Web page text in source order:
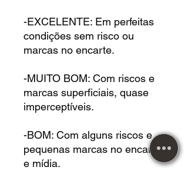
-EXCELENTE: Em perfeitas
condições sem risco ou
marcas no encarte.
-MUITO BOM: Com riscos e
marcas superficiais, quase
imperceptíveis.
-BOM: Com alguns riscos e
pequenas marcas no encarte
e mídia.